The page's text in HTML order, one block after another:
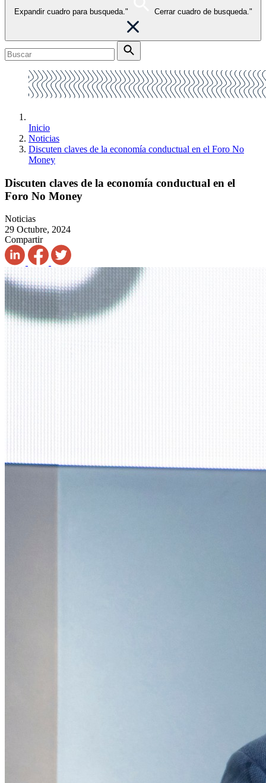
Expandir cuadro para busqueda." Cerrar cuadro de busqueda."
Inicio
Noticias
Discuten claves de la economía conductual en el Foro No
Money
Discuten claves de la economía conductual en el
Foro No Money
Noticias
29 Octubre, 2024
Compartir